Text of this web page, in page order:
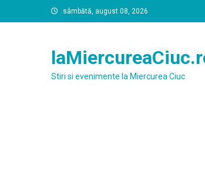
to
sâmbătă, august 08, 2026
Stiri si evenimente la Miercurea Ciuc